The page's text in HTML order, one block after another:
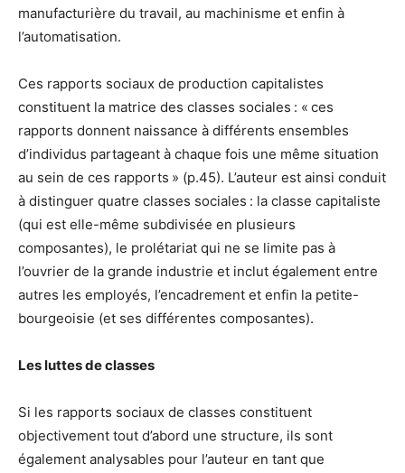
manufacturière du travail, au machinisme et enfin à
l’automatisation.
Ces rapports sociaux de production capitalistes
constituent la matrice des classes sociales : « ces
rapports donnent naissance à différents ensembles
d’individus partageant à chaque fois une même situation
au sein de ces rapports » (p.45). L’auteur est ainsi conduit
à distinguer quatre classes sociales : la classe capitaliste
(qui est elle-même subdivisée en plusieurs
composantes), le prolétariat qui ne se limite pas à
l’ouvrier de la grande industrie et inclut également entre
autres les employés, l’encadrement et enfin la petite-
bourgeoisie (et ses différentes composantes).
Les luttes de classes
Si les rapports sociaux de classes constituent
objectivement tout d’abord une structure, ils sont
également analysables pour l’auteur en tant que